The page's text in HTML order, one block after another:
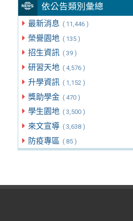
依公告類別彙總
最新消息 ( 11,446 )
榮譽園地 ( 135 )
招生資訊 ( 39 )
研習天地 ( 4,576 )
升學資訊 ( 1,152 )
獎助學金 ( 470 )
學生園地 ( 3,500 )
來文宣導 ( 3,638 )
防疫專區 ( 85 )